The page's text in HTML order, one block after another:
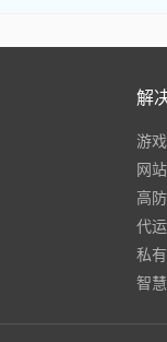
解
游
网
高
代
私
智